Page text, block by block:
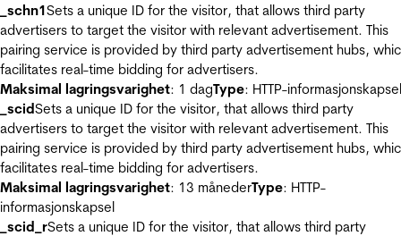
_schn1Sets a unique ID for the visitor, that allows third party
advertisers to target the visitor with relevant advertisement. This
pairing service is provided by third party advertisement hubs,
facilitates real-time bidding for advertisers.
Maksimal lagringsvarighet: 1 dagType: HTTP-informasjonskapsel
_scidSets a unique ID for the visitor, that allows third party
advertisers to target the visitor with relevant advertisement. This
pairing service is provided by third party advertisement hubs,
facilitates real-time bidding for advertisers.
Maksimal lagringsvarighet: 13 månederType: HTTP-
informasjonskapsel
_scid_rSets a unique ID for the visitor, that allows third party